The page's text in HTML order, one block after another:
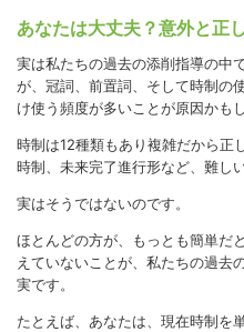
あなたは大丈夫？意外と正
実は私たちの過去の添削指導の中
が、冠詞、前置詞、そして時制の
け使う頻度が多いことが原因かも
時制は12種類もあり複雑だから正
時制、未来完了進行形など、難し
実はそうではないのです。
ほとんどの方が、もっとも簡単だ
えていないことが、私たちの過去
実です。
たとえば、あなたは、現在時制を